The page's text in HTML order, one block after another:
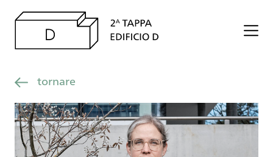
tornare